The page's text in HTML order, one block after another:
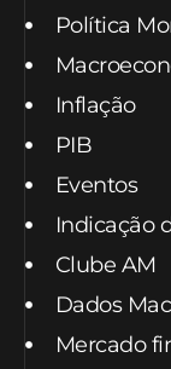
Política
Inflação
PIB
Eventos
Indicação
Clube AM
Dados
Mercado